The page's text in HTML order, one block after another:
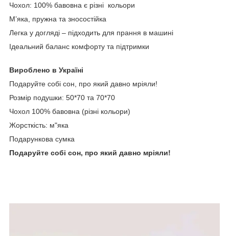
Чохол: 100% бавовна є різні кольори
М’яка, пружна та зносостійка
Легка у догляді – підходить для прання в машині
Ідеальний баланс комфорту та підтримки
Вироблено в Україні
Подаруйте собі сон, про який давно мріяли!
Розмір подушки: 50*70 та 70*70
Чохол 100% бавовна (різні кольори)
Жорсткість: м"яка
Подарункова сумка
Подаруйте собі сон, про який давно мріяли!